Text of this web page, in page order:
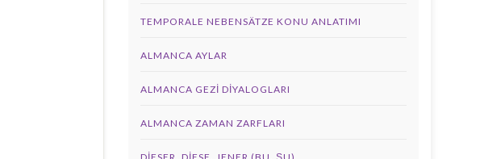
TEMPORALE NEBENSÄTZE KONU ANLATIMI
ALMANCA AYLAR
ALMANCA GEZI DIYALOGLARI
ALMANCA ZAMAN ZARFLARI